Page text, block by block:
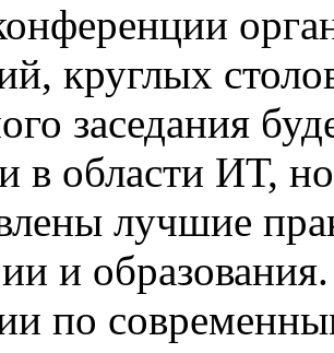
круглых
заседания
в области ИТ,
лучшие
и
по